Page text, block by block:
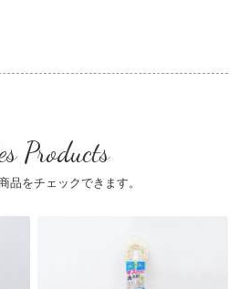
Products
品をチェックできます。